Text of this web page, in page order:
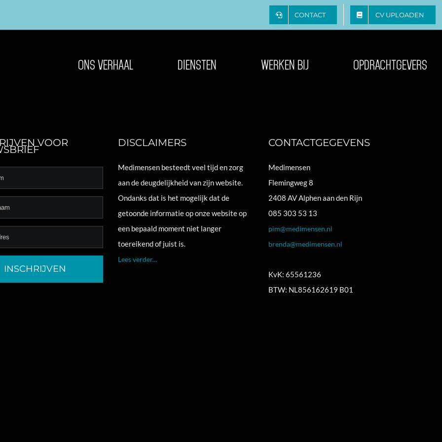
CONTACT CV UPLOADEN
ONS VERHAAL DIENSTEN WERKEN BIJ OPDRACHTGEVERS
post_number=”10″ cache_unit=”5″ cache_duration=”days” skin_id=5692 ]
Please do not delete to make the plugin work properly.
VOOR DISCLAIMERS
Medimensen besteedt veel tijd en zorg
aan de deugdelijkheid van zijn website.
Ondanks dat is het mogelijk dat de
getoonde informatie op onze website op
een bepaald moment niet langer
toereikend of juist is.
Lees verder...
CONTACTGEGEVENS
Medimensen
Flemingweg 8
2408 AV Alphen aan den Rijn
085 303 53 13
pim@medimensen.nl
brenda@medimensen.nl
KvK: 65561236
BTW: NL856162619 B01